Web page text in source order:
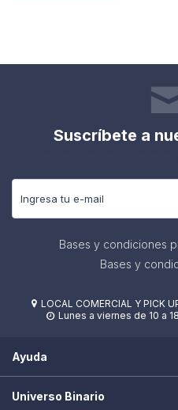
Suscríbete a
Bases y condiciones
Bases y
 LOCAL COMERCIAL Y PICK
 Lunes a viernes de 10 a
Ayuda
Universo Binario